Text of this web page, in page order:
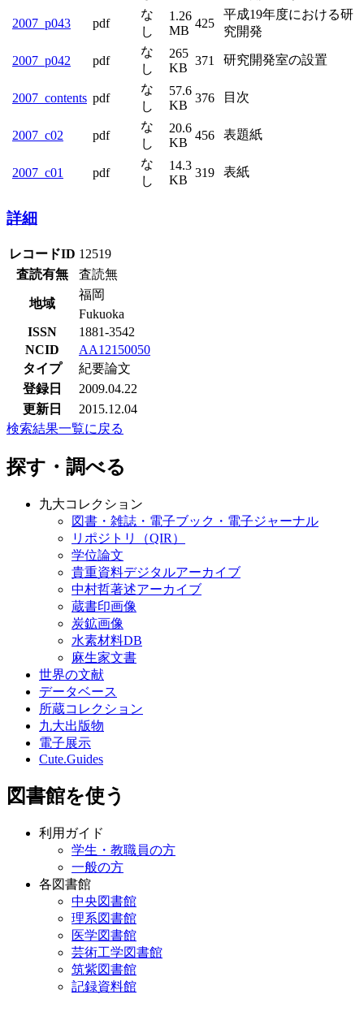
2007_p043 pdf
な
し
1.26
MB
425
平成19年度における研
究開発
2007_p042 pdf
な
し
265
KB
371 研究開発室の設置
2007_contents pdf
な
し
57.6
KB
376 目次
2007_c02 pdf
な
し
20.6
KB
456 表題紙
2007_c01 pdf
な
し
14.3
KB
319 表紙
詳細
レコードID 12519
査読有無
査読無
地域
福岡
Fukuoka
ISSN
1881-3542
NCID
AA12150050
タイプ
紀要論文
登録日
2009.04.22
更新日
2015.12.04
検索結果一覧に戻る
探す・調べる
九大コレクション
図書・雑誌・電子ブック・電子ジャーナル
リポジトリ（QIR）
学位論文
貴重資料デジタルアーカイブ
中村哲著述アーカイブ
蔵書印画像
炭鉱画像
水素材料DB
麻生家文書
世界の文献
データベース
所蔵コレクション
九大出版物
電子展示
Cute.Guides
図書館を使う
利用ガイド
学生・教職員の方
一般の方
各図書館
中央図書館
理系図書館
医学図書館
芸術工学図書館
筑紫図書館
記録資料館